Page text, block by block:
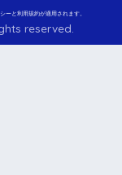
ーと利用規約が適用されます。
reserved.